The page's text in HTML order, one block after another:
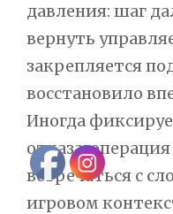
давления: шаг
вернуть
закрепляется
восстановило
Иногда
отказа:
встречаться с
игровом